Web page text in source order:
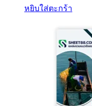
หยิบใส่ตะกร้า